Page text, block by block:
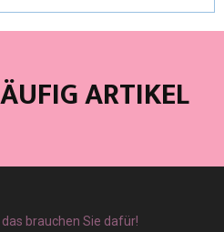
ARTIKEL
brauchen Sie dafür!